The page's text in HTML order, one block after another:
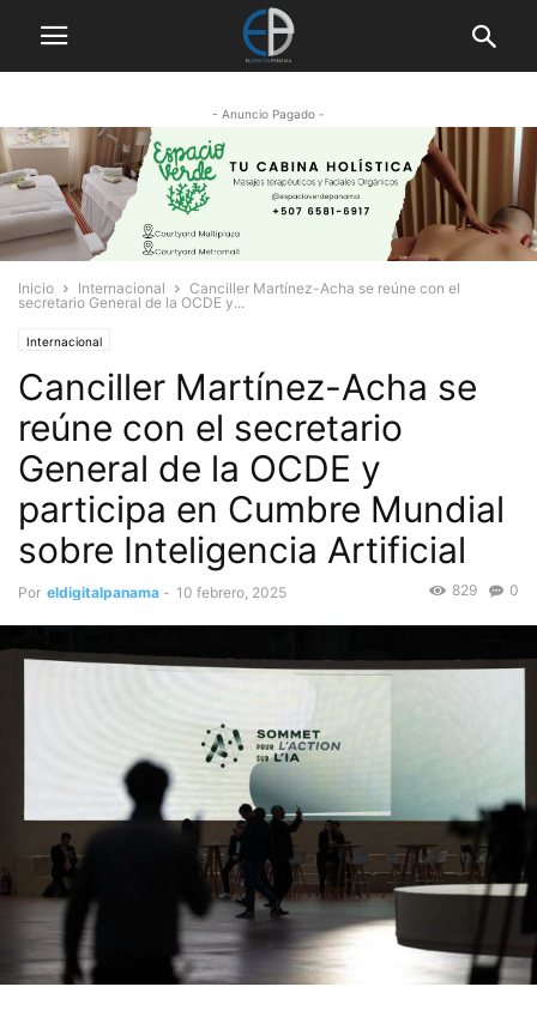
- Anuncio Pagado -
Inicio Internacional
Canciller Martínez-Acha se reúne con el
secretario General de la OCDE y...
Internacional
Canciller Martínez-Acha se
reúne con el secretario
General de la OCDE y
participa en Cumbre Mundial
sobre Inteligencia Artificial
Por eldigitalpanama - 10 febrero, 2025 0
829